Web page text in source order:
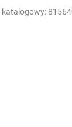
katalogowy: